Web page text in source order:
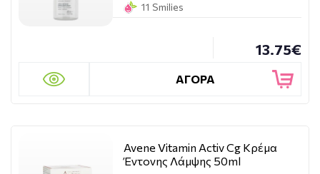
11 Smilies
13.75€
ΑΓΟΡΑ
Avene Vitamin Activ Cg Κρέμα
Έντονης Λάμψης 50ml